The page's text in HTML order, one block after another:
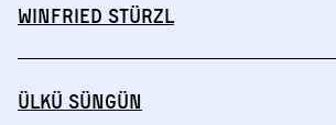
Winfried Stürzl
Ülkü Süngün